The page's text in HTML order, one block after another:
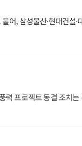
어, 삼성물산·현대건설
력 프로젝트 동결 조치